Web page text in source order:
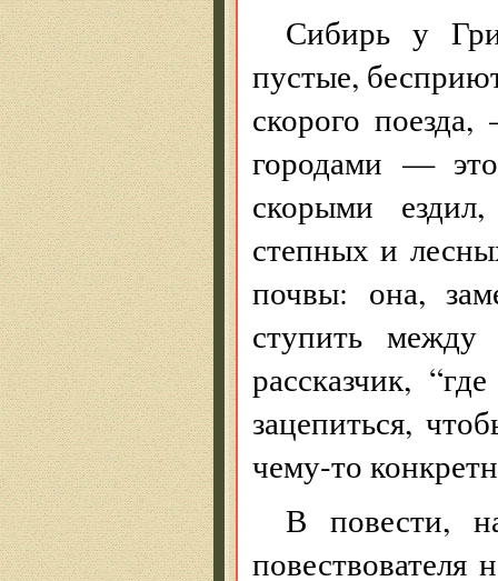
Сибирь у
пустые,
скорого
городами —
скорыми
степных и
почвы: она,
ступить
рассказчик,
зацепиться,
чему-то
В повести,
повествователя